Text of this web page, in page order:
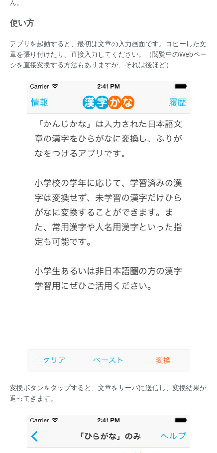
ん。
使い方
アプリを起動すると、最初は文章の入力画面です。コピーした文
章を張り付けたり、直接入力してください。（閲覧中のWebペー
ジを直接変換する方法もありますが、それは後ほど）
変換ボタンをタップすると、文章をサーバに送信し、変換結果が
返ってきます。